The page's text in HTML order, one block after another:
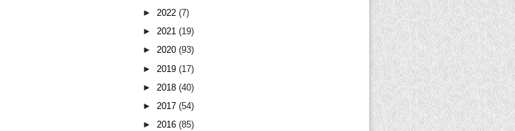
► 2022 (7)
► 2021 (19)
► 2020 (93)
► 2019 (17)
► 2018 (40)
► 2017 (54)
► 2016 (85)